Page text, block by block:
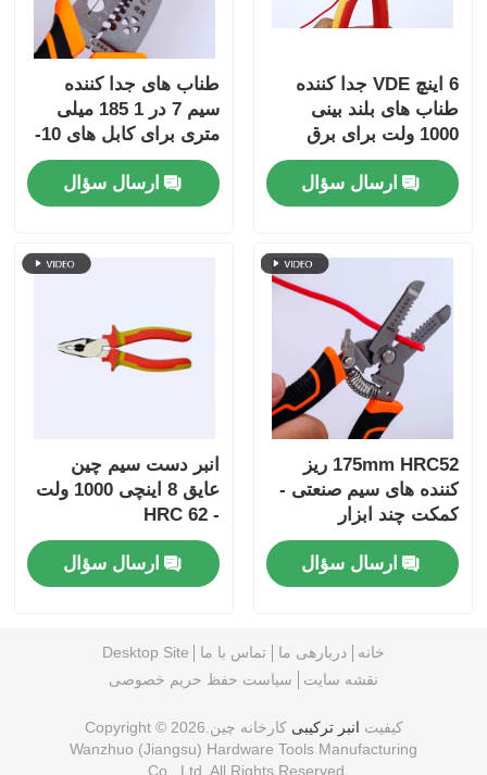
6 اینچ VDE جدا کننده
طناب های بلند بینی
1000 ولت برای برق
ارسال سؤال
طناب های جدا کننده
سیم 7 در 1 185 میلی
متری برای کابل های 10-
22 AWG
ارسال سؤال
175mm HRC52 ریز
کننده های سیم صنعتی -
کمکت چند ابزار
ارسال سؤال
انبر دست سیم چین
عایق 8 اینچی 1000 ولت
- HRC 62
ارسال سؤال
خانه دربارهی ما تماس با ما
Desktop Site
نقشه سایت
سیاست حفظ حریم خصوصی
کیفیت انبر ترکیبی
کارخانه چین.Copyright © 2026
Wanzhuo (Jiangsu) Hardware Tools Manufacturing
Co., Ltd. All Rights Reserved.